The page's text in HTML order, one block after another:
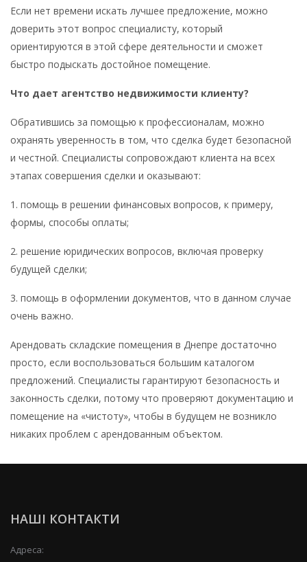
Если нет времени искать лучшее предложение, можно
доверить этот вопрос специалисту, который
ориентируются в этой сфере деятельности и сможет
быстро подыскать достойное помещение.
Что дает агентство недвижимости клиенту?
Обратившись за помощью к профессионалам, можно
охранять уверенность в том, что сделка будет безопасной
и честной. Специалисты сопровождают клиента на всех
этапах совершения сделки и оказывают:
1. помощь в решении финансовых вопросов, к примеру,
формы, способы оплаты;
2. решение юридических вопросов, включая проверку
будущей сделки;
3. помощь в оформлении документов, что в данном случае
очень важно.
Арендовать складские помещения в Днепре достаточно
просто, если воспользоваться большим каталогом
предложений. Специалисты гарантируют безопасность и
законность сделки, потому что проверяют документацию и
помещение на «чистоту», чтобы в будущем не возникло
никаких проблем с арендованным объектом.
НАШІ КОНТАКТИ
Адреса: